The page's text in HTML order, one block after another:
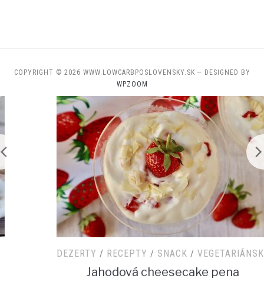
COPYRIGHT © 2026 WWW.LOWCARBPOSLOVENSKY.SK — DESIGNED BY
WPZOOM
DEZERTY/RECEPTY/SNACK /VEGETARIÁNSKE
Jahodová cheesecake pena